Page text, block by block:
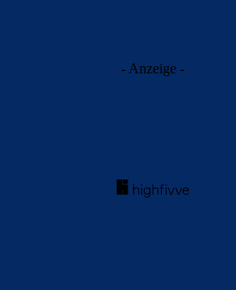
- Anzeige -